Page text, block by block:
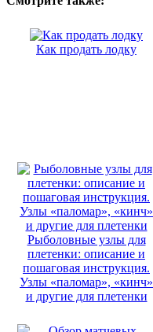
Как продать лодку
Рыболовные узлы для
плетенки: описание и
пошаговая инструкция.
Узлы «паломар», «кинч»
и другие для плетенки